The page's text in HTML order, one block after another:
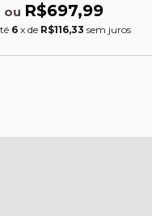
ou R$697,99
6 x de R$116,33 sem juros